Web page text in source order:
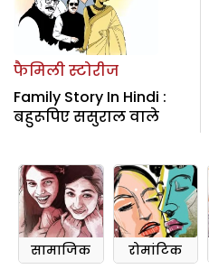
फैमिली स्टोरीज
Family Story In Hindi :
बहुरूपिए ससुराल वाले
सामाजिक रोमांटिक